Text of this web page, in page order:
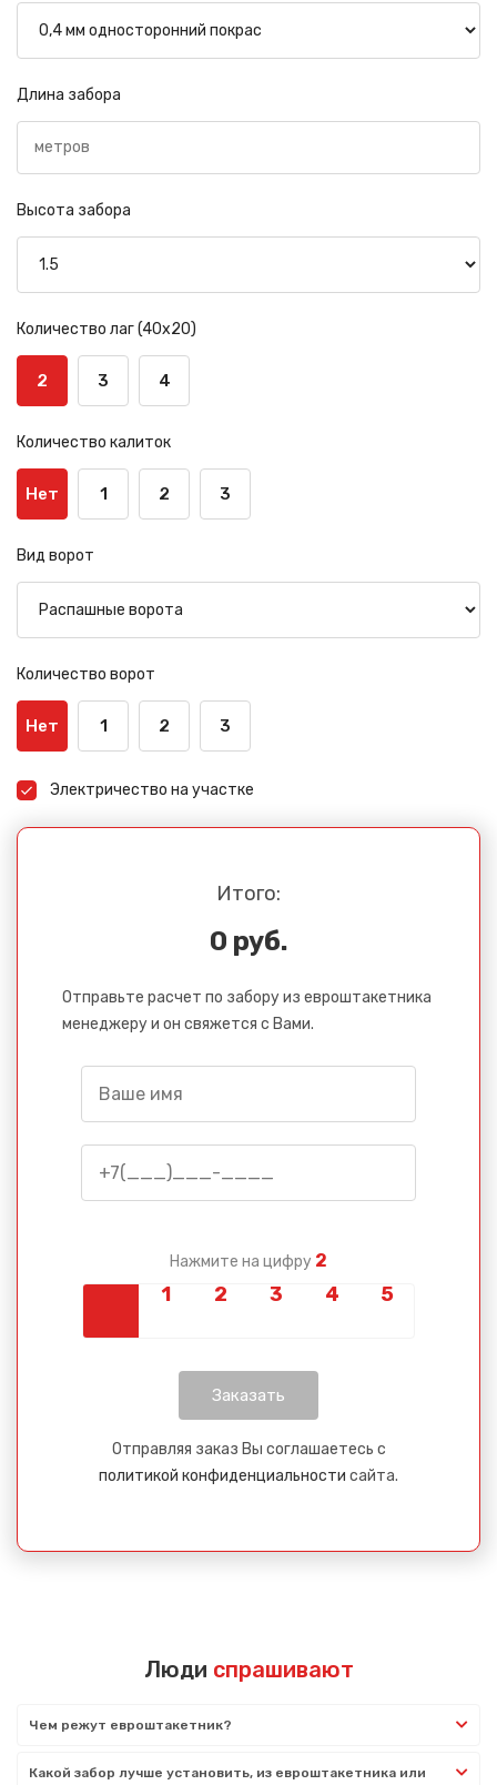
Длина забора
Высота забора
Количество лаг (40х20)
2 3 4
Количество калиток
Нет 1 2 3
Вид ворот
Количество ворот
Нет 1 2 3
Электричество на участке
Итого:
0 руб.
Отправьте расчет по забору из евроштакетника
менеджеру и он свяжется с Вами.
Нажмите на цифру 2
Отправляя заказ Вы соглашаетесь с
политикой конфиденциальности сайта.
Люди спрашивают
Чем режут евроштакетник?
Какой забор лучше установить, из евроштакетника или